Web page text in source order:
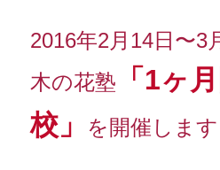
2016年2月14日〜3
木の花塾
「1ヶ
校」
を開催します